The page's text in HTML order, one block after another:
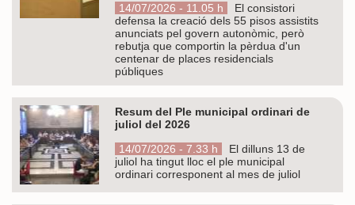
14/07/2026 - 11.05 h
El consistori
defensa la creació dels 55 pisos assistits
anunciats pel govern autonòmic, però
rebutja que comportin la pèrdua d'un
centenar de places residencials
públiques
Resum del Ple municipal ordinari de
juliol del 2026
14/07/2026 - 7.33 h
El dilluns 13 de
juliol ha tingut lloc el ple municipal
ordinari corresponent al mes de juliol